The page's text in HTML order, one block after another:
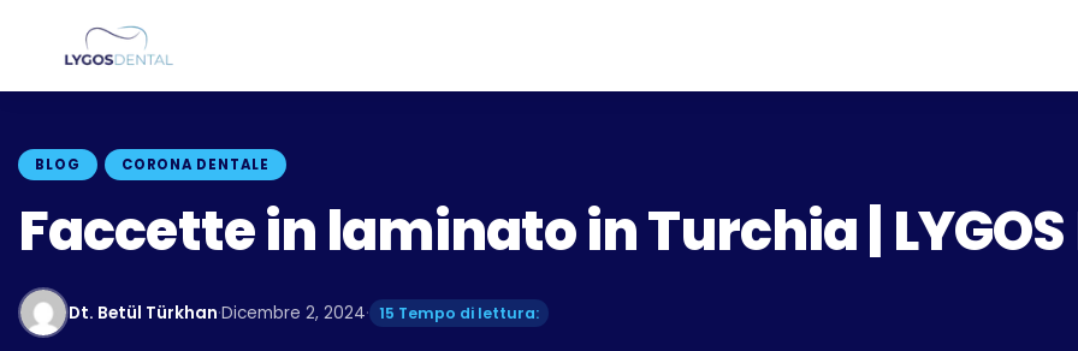
BLOG CORONA DENTALE
Faccette in laminato in Turchia | LYGOS
Dt. Betül Türkhan·Dicembre 2, 2024· 15 Tempo di lettura: